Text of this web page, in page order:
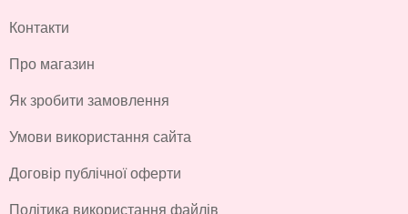
Контакти
Про магазин
Як зробити замовлення
Умови використання сайта
Договір публічної оферти
Політика використання файлів